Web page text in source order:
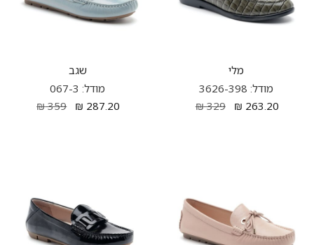
מלי
מודל: 3626-398
₪ 263.20
₪329
שגב
מודל: 067-3
₪ 287.20
₪359